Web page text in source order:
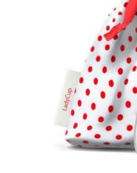
Voordeelpakketten
Proefpakketten
wat je nog meer wil weten